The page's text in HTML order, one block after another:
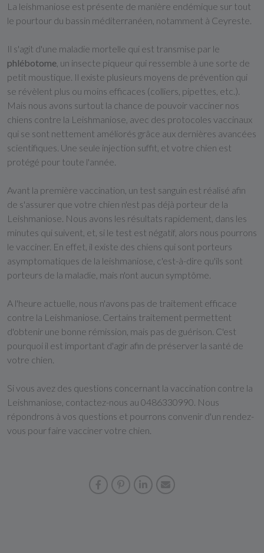
La leishmaniose est présente de manière endémique sur tout
le pourtour du bassin méditerranéen, notamment à Ceyreste.
Il s'agit d'une maladie mortelle qui est transmise par le
phlébotome , un insecte piqueur qui ressemble à une sorte de
petit moustique. Il existe plusieurs moyens de prévention qui
se révèlent plus ou moins efficaces (colliers, pipettes, etc.).
Mais nous avons surtout la chance de pouvoir vacciner nos
chiens contre la Leishmaniose, avec des protocoles vaccinaux
qui se sont nettement améliorés grâce aux dernières avancées
scientifiques. Une seule injection suffit, et votre chien est
protégé pour toute l'année.
Avant la première vaccination, un test sanguin est réalisé afin
de s'assurer que votre chien n'est pas déjà porteur de la
Leishmaniose. Nous avons les résultats rapidement, dans les
minutes qui suivent, et, si le test est négatif, alors nous pourrons
le vacciner. En effet, il existe des chiens qui sont porteurs
asymptomatiques de la leishmaniose, c'est-à-dire qu'ils sont
porteurs de la maladie, mais n'ont aucun symptôme.
A l'heure actuelle, nous n'avons pas de traitement efficace
contre la Leishmaniose. Certains traitement permettent
d'obtenir une bonne rémission, mais pas de guérison. C'est
pourquoi il est important d'agir afin de préserver la santé de
votre chien.
Si vous avez des questions concernant la vaccination contre la
Leishmaniose, contactez-nous au 0486330990. Nous
répondrons à vos questions et pourrons convenir d'un rendez-
vous pour faire vacciner votre chien.